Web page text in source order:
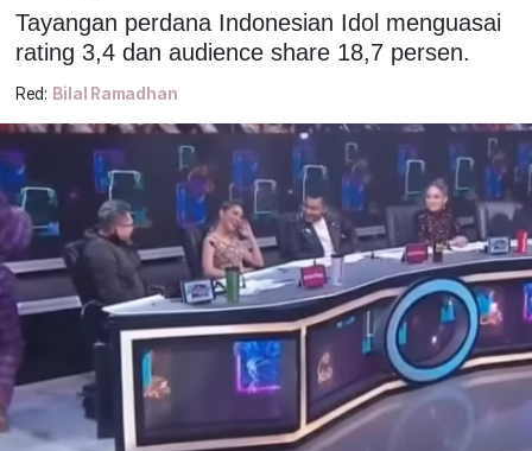
Tayangan perdana Indonesian Idol menguasai
rating 3,4 dan audience share 18,7 persen.
Red: Bilal Ramadhan